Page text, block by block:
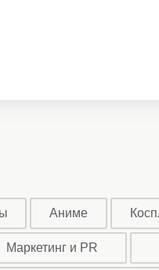
Аниме
Маркетинг и PR